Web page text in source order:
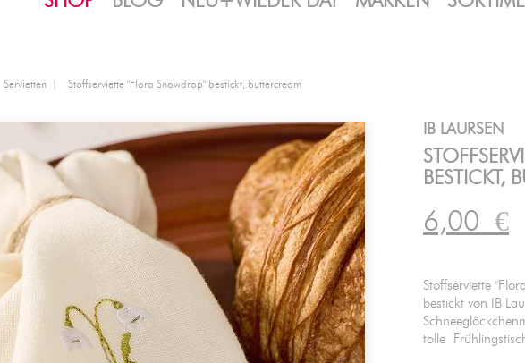
Servietten Stoffserviette "Flora Snowdrop" bestickt, buttercream
IB LAURSEN
BESTICKT,
6,00€
Stoffserviette
bestickt von IB
tolle